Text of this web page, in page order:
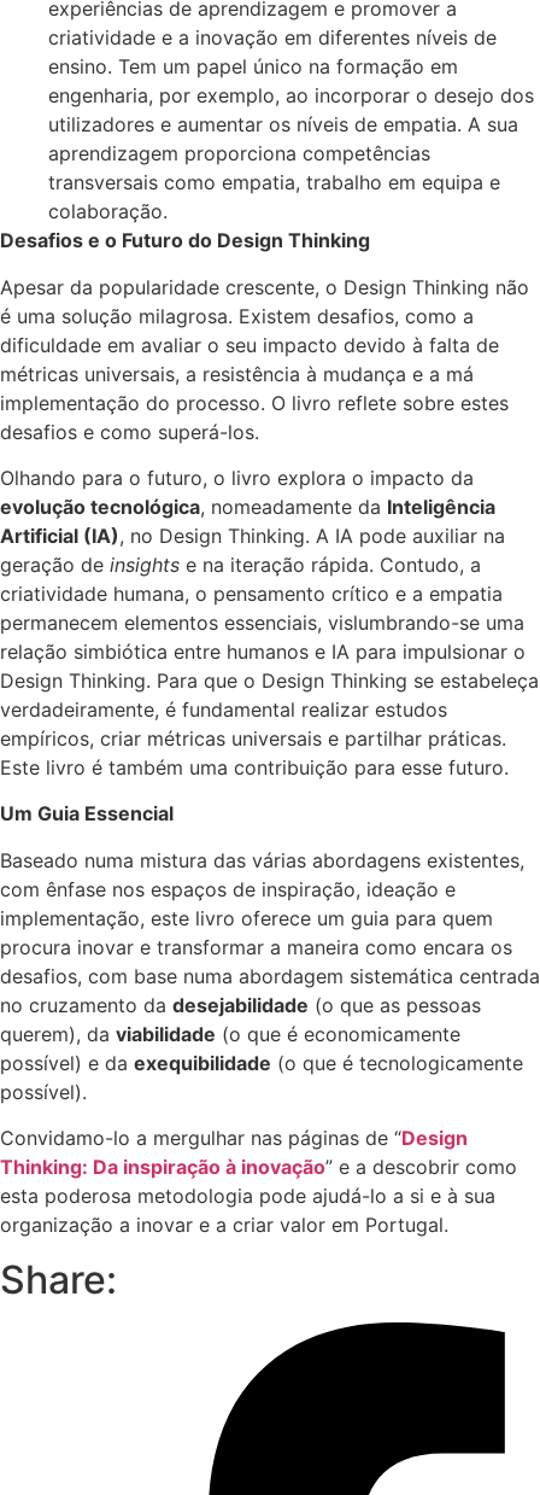
experiências de aprendizagem e promover a
criatividade e a inovação em diferentes níveis de
ensino. Tem um papel único na formação em
engenharia, por exemplo, ao incorporar o desejo dos
utilizadores e aumentar os níveis de empatia. A sua
aprendizagem proporciona competências
transversais como empatia, trabalho em equipa e
colaboração.
Desafios e o Futuro do Design Thinking
Apesar da popularidade crescente, o Design Thinking não
é uma solução milagrosa. Existem desafios, como a
dificuldade em avaliar o seu impacto devido à falta de
métricas universais, a resistência à mudança e a má
implementação do processo. O livro reflete sobre estes
desafios e como superá-los.
Olhando para o futuro, o livro explora o impacto da
evolução tecnológica, nomeadamente da Inteligência
Artificial (IA), no Design Thinking. A IA pode auxiliar na
geração de insights e na iteração rápida. Contudo, a
criatividade humana, o pensamento crítico e a empatia
permanecem elementos essenciais, vislumbrando-se uma
relação simbiótica entre humanos e IA para impulsionar o
Design Thinking. Para que o Design Thinking se estabeleça
verdadeiramente, é fundamental realizar estudos
empíricos, criar métricas universais e partilhar práticas.
Este livro é também uma contribuição para esse futuro.
Um Guia Essencial
Baseado numa mistura das várias abordagens existentes,
com ênfase nos espaços de inspiração, ideação e
implementação, este livro oferece um guia para quem
procura inovar e transformar a maneira como encara os
desafios, com base numa abordagem sistemática centrada
no cruzamento da desejabilidade (o que as pessoas
querem), da viabilidade (o que é economicamente
possível) e da exequibilidade (o que é tecnologicamente
possível).
Convidamo-lo a mergulhar nas páginas de “Design
Thinking: Da inspiração à inovação” e a descobrir como
esta poderosa metodologia pode ajudá-lo a si e à sua
organização a inovar e a criar valor em Portugal.
Share: